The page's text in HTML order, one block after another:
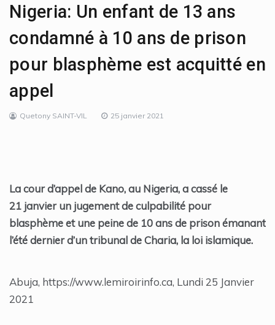
Nigeria: Un enfant de 13 ans
condamné à 10 ans de prison
pour blasphème est acquitté en
appel
Quetony SAINT-VIL 25 janvier 2021
La cour d’appel de Kano, au Nigeria, a cassé le
21 janvier un jugement de culpabilité pour
blasphème et une peine de 10 ans de prison émanant
l’été dernier d’un tribunal de Charia, la loi islamique.
Abuja, https://www.lemiroirinfo.ca, Lundi 25 Janvier
2021